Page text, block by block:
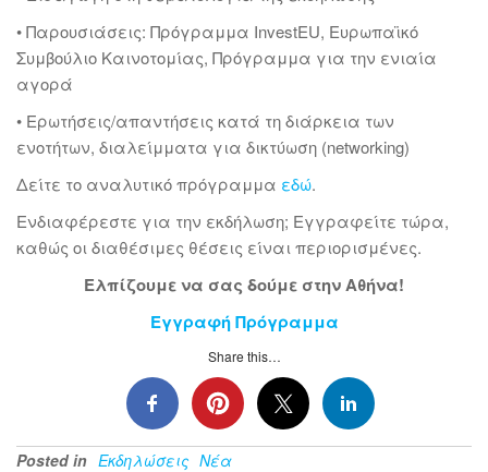
• Παρουσιάσεις: Πρόγραμμα InvestEU, Ευρωπαϊκό
Συμβούλιο Καινοτομίας, Πρόγραμμα για την ενιαία
αγορά
• Ερωτήσεις/απαντήσεις κατά τη διάρκεια των
ενοτήτων, διαλείμματα για δικτύωση (networking)
Δείτε το αναλυτικό πρόγραμμα εδώ.
Ενδιαφέρεστε για την εκδήλωση; Εγγραφείτε τώρα,
καθώς οι διαθέσιμες θέσεις είναι περιορισμένες.
Ελπίζουμε να σας δούμε στην Αθήνα!
Εγγραφή Πρόγραμμα
Share this…
Posted in Εκδηλώσεις Νέα